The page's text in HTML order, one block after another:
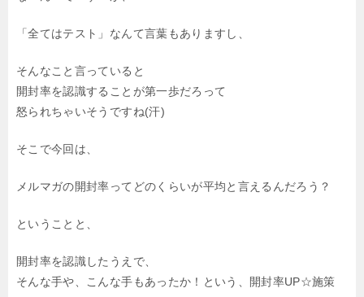
「全てはテスト」なんて言葉もありますし、
そんなこと言っていると
開封率を認識することが第一歩だろって
怒られちゃいそうですね(汗)
そこで今回は、
メルマガの開封率ってどのくらいが平均と言えるんだろう？
ということと、
開封率を認識したうえで、
そんな手や、こんな手もあったか！という、開封率UP☆施策